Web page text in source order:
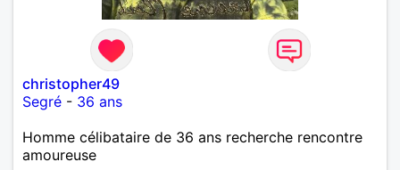
christopher49
Segré - 36 ans
Homme célibataire de 36 ans recherche rencontre
amoureuse